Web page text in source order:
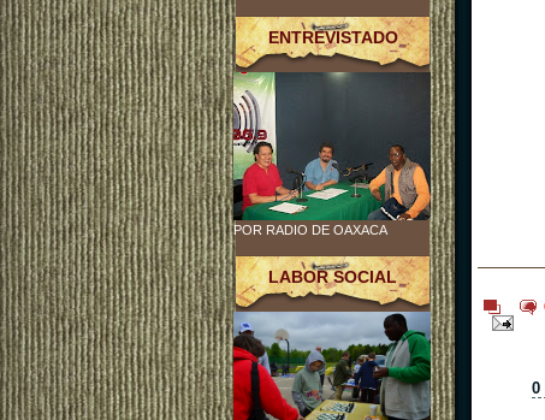
0
ENTREVISTADO
POR RADIO DE OAXACA
LABOR SOCIAL